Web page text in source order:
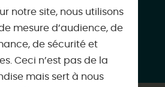
Facebook
notre site, nous utilisons
mesure d’audience, de
de sécurité et
Ceci n’est pas de la
mais sert à nous